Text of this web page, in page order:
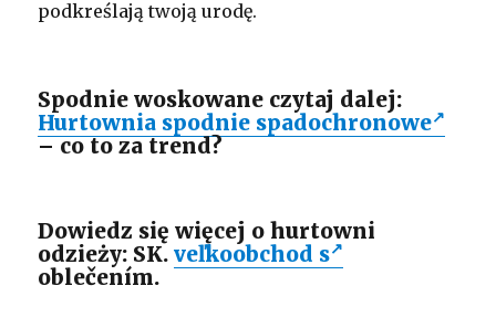
podkreślają twoją urodę.
Spodnie woskowane czytaj dalej:
Hurtownia spodnie spadochronowe
– co to za trend?
Dowiedz się więcej o hurtowni
odzieży: SK.veľkoobchod s
oblečením.